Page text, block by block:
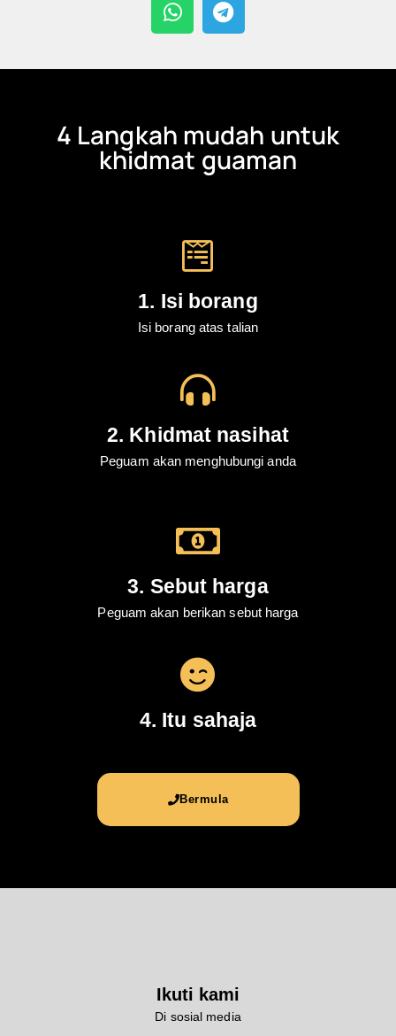
4 Langkah mudah untuk
khidmat guaman
1. Isi borang
Isi borang atas talian
2. Khidmat nasihat
Peguam akan menghubungi anda
3. Sebut harga
Peguam akan berikan sebut harga
4. Itu sahaja
Bermula
Ikuti kami
Di sosial media